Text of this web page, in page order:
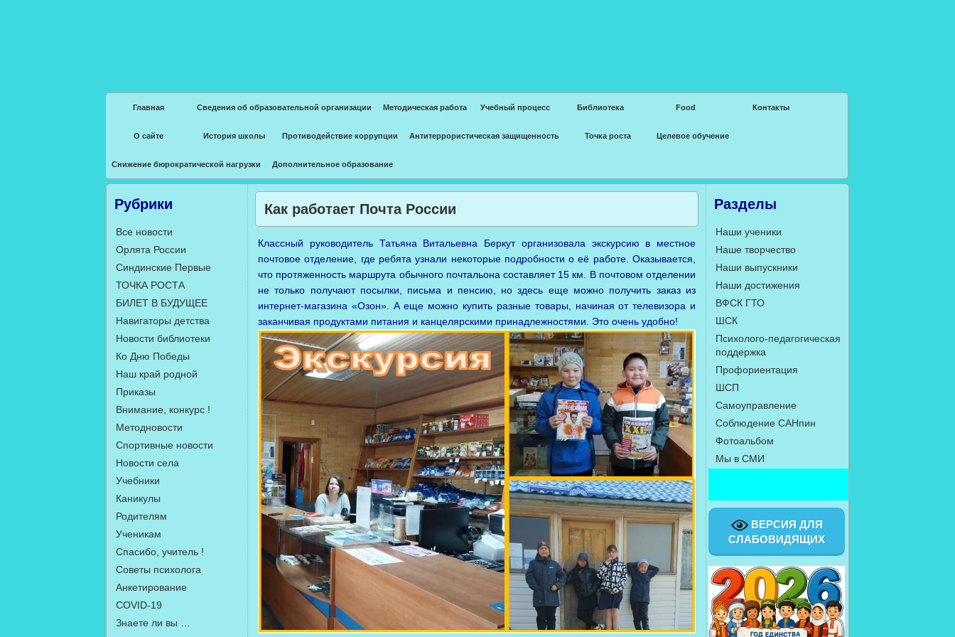
Главная Сведения об образовательной организации Методическая работа Учебный процесс Библиотека Food Контакты
О сайте История школы Противодействие коррупции Антитеррористическая защищенность Точка роста Целевое обучение
Снижение бюрократической нагрузки Дополнительное образование
Как работает Почта России
Классный руководитель Татьяна Витальевна Беркут организовала экскурсию в местное
почтовое отделение, где ребята узнали некоторые подробности о её работе. Оказывается,
что протяженность маршрута обычного почтальона составляет 15 км. В почтовом отделении
не только получают посылки, письма и пенсию, но здесь еще можно получить заказ из
интернет-магазина «Озон». А еще можно купить разные товары, начиная от телевизора и
заканчивая продуктами питания и канцелярскими принадлежностями. Это очень удобно!
Разделы
Наши ученики
Наше творчество
Наши выпускники
Наши достижения
ВФСК ГТО
ШСК
Психолого-педагогическая
поддержка
Профориентация
ШСП
Самоуправление
Соблюдение САНпин
Фотоальбом
Мы в СМИ
ВЕРСИЯ ДЛЯ
СЛАБОВИДЯЩИХ
Рубрики
Все новости
Орлята России
Синдинские Первые
ТОЧКА РОСТА
БИЛЕТ В БУДУЩЕЕ
Навигаторы детства
Новости библиотеки
Ко Дню Победы
Наш край родной
Приказы
Внимание, конкурс !
Методновости
Спортивные новости
Новости села
Учебники
Каникулы
Родителям
Ученикам
Спасибо, учитель !
Советы психолога
Анкетирование
COVID-19
Знаете ли вы …